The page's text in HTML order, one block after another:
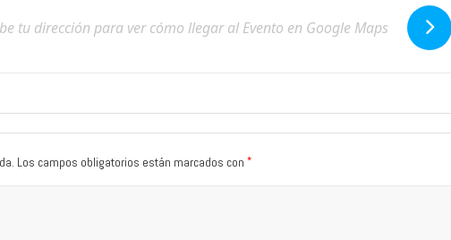
Los campos obligatorios están marcados con *